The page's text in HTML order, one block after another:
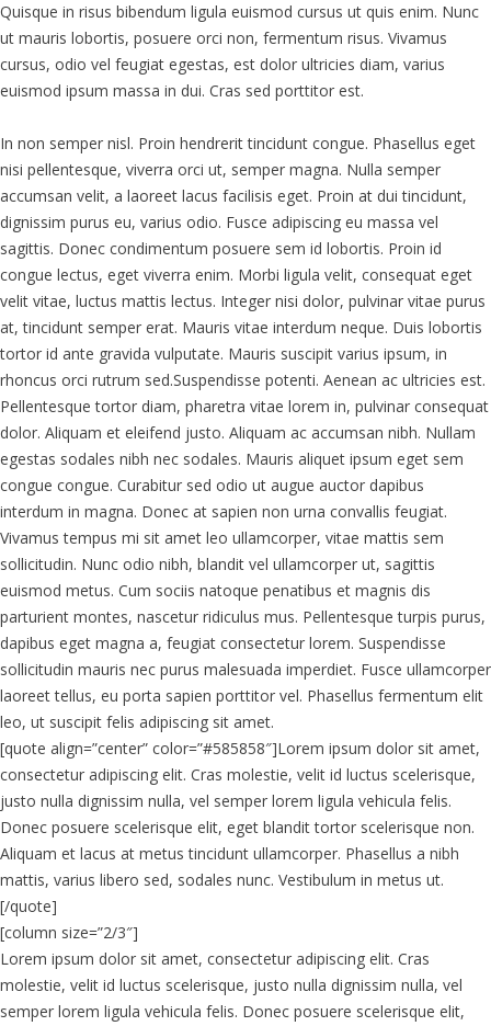
Quisque in risus bibendum ligula euismod cursus ut quis enim. Nunc
ut mauris lobortis, posuere orci non, fermentum risus. Vivamus
cursus, odio vel feugiat egestas, est dolor ultricies diam, varius
euismod ipsum massa in dui. Cras sed porttitor est.
In non semper nisl. Proin hendrerit tincidunt congue. Phasellus eget
nisi pellentesque, viverra orci ut, semper magna. Nulla semper
accumsan velit, a laoreet lacus facilisis eget. Proin at dui tincidunt,
dignissim purus eu, varius odio. Fusce adipiscing eu massa vel
sagittis. Donec condimentum posuere sem id lobortis. Proin id
congue lectus, eget viverra enim. Morbi ligula velit, consequat eget
velit vitae, luctus mattis lectus. Integer nisi dolor, pulvinar vitae purus
at, tincidunt semper erat. Mauris vitae interdum neque. Duis lobortis
tortor id ante gravida vulputate. Mauris suscipit varius ipsum, in
rhoncus orci rutrum sed.Suspendisse potenti. Aenean ac ultricies est.
Pellentesque tortor diam, pharetra vitae lorem in, pulvinar consequat
dolor. Aliquam et eleifend justo. Aliquam ac accumsan nibh. Nullam
egestas sodales nibh nec sodales. Mauris aliquet ipsum eget sem
congue congue. Curabitur sed odio ut augue auctor dapibus
interdum in magna. Donec at sapien non urna convallis feugiat.
Vivamus tempus mi sit amet leo ullamcorper, vitae mattis sem
sollicitudin. Nunc odio nibh, blandit vel ullamcorper ut, sagittis
euismod metus. Cum sociis natoque penatibus et magnis dis
parturient montes, nascetur ridiculus mus. Pellentesque turpis purus,
dapibus eget magna a, feugiat consectetur lorem. Suspendisse
sollicitudin mauris nec purus malesuada imperdiet. Fusce ullamcorper
laoreet tellus, eu porta sapien porttitor vel. Phasellus fermentum elit
leo, ut suscipit felis adipiscing sit amet.
[quote align=”center” color=”#585858″]Lorem ipsum dolor sit amet,
consectetur adipiscing elit. Cras molestie, velit id luctus scelerisque,
justo nulla dignissim nulla, vel semper lorem ligula vehicula felis.
Donec posuere scelerisque elit, eget blandit tortor scelerisque non.
Aliquam et lacus at metus tincidunt ullamcorper. Phasellus a nibh
mattis, varius libero sed, sodales nunc. Vestibulum in metus ut.
[/quote]
[column size=”2/3″]
Lorem ipsum dolor sit amet, consectetur adipiscing elit. Cras
molestie, velit id luctus scelerisque, justo nulla dignissim nulla, vel
semper lorem ligula vehicula felis. Donec posuere scelerisque elit,